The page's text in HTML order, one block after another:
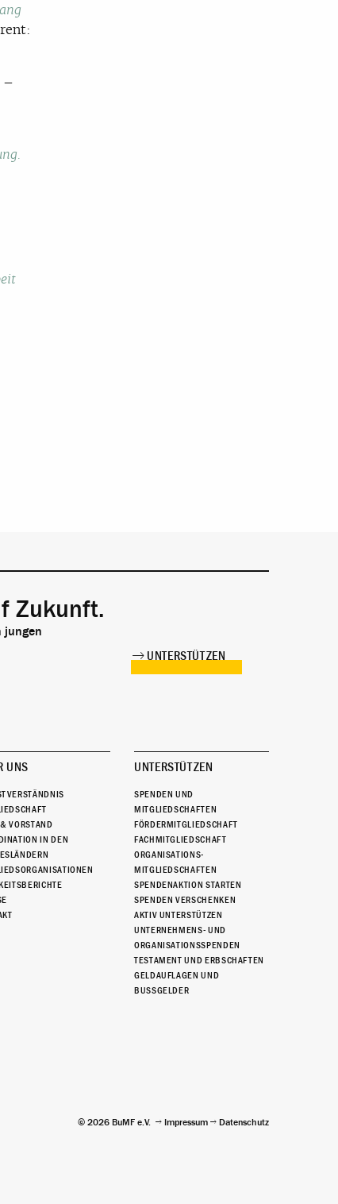
–
Zukunft.
jungen
UNTERSTÜTZEN
UNS
VORSTAND
IN DEN
UNTERSTÜTZEN
SPENDEN UND
MITGLIEDSCHAFTEN
FÖRDERMITGLIEDSCHAFT
FACHMITGLIEDSCHAFT
ORGANISATIONS-
MITGLIEDSCHAFTEN
SPENDENAKTION STARTEN
SPENDEN VERSCHENKEN
AKTIV UNTERSTÜTZEN
UNTERNEHMENS- UND
ORGANISATIONSSPENDEN
TESTAMENT UND ERBSCHAFTEN
GELDAUFLAGEN UND
BUSSGELDER
© 2026 BuMF e.V. Impressum Datenschutz